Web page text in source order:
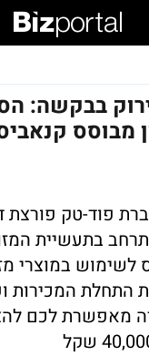
בבקשה:
מבוסס
פוד-טק
בתעשיית
לשימוש במוצרי
התחלת המכירות
מאפשרת לכם